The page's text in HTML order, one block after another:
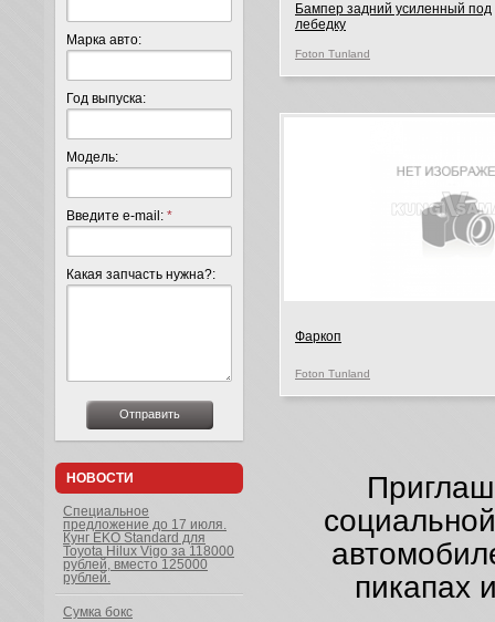
Бампер задний усиленный под
лебедку
Foton Tunland
Фаркоп
Foton Tunland
пикапах
Марка авто:
Год выпуска:
Модель:
Введите e-mail: *
Какая запчасть нужна?:
НОВОСТИ
Специальное
предложение до 17 июля.
Кунг EKO Standard для
Toyota Hilux Vigo за 118000
рублей, вместо 125000
рублей.
Сумка бокс